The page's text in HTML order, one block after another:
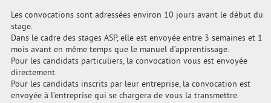
Les convocations sont adressées environ 10 jours avant le début du
stage.
Dans le cadre des stages ASP, elle est envoyée entre 3 semaines et 1
mois avant en même temps que le manuel d’apprentissage.
Pour les candidats particuliers, la convocation vous est envoyée
directement.
Pour les candidats inscrits par leur entreprise, la convocation est
envoyée à l’entreprise qui se chargera de vous la transmettre.